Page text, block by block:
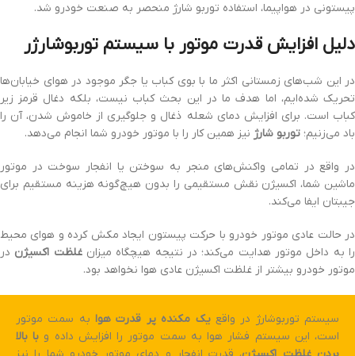
پیستونی در هواپیما، استفاده توربو شارژ منحصر به صنعت خودرو شد.
دلیل افزایش قدرت موتور با سیستم توربوشارژر
در این شب‌های زمستانی اکثر ما با بوی کباب یا جگر موجود در هوای خیابان‌ها
تحریک شده‌ایم، اما هدف ما در این بحث کباب نیست، بلکه دغال قرمز زیر
کباب است. برای افزایش دمای شعله ذغال و جلوگیری از خاموش شدن، آن را
باد می‌زنیم؛ توربو شارژ نیز همین کار را با موتور خودرو شما انجام می‌دهد.
در واقع در تمامی واکنش‌های منجر به سوختن یا انفجار سوخت در موتور
ماشین شما، اکسیژن نقش مستقیمی را بدون هیچ‌گونه هزینه مستقیم برای
جیبتان ایفا می‌کند.
در حالت عادی موتور خودرو با حرکت پیستون ایجاد مکش کرده و هوای محیط
را به داخل موتور هدایت می‌کند؛ در نتیجه هیچگاه میزانغلظت اکسیژن در
موتور خودرو بیشتر از غلظت اکسیژن عادی هوا نخواهد بود.
سیستم توربوشارژ در واقعیک مکنده پر قدرت هوا به سمت موتور
است، این سیستم فشار هوا به سمت موتور را افزایش داده و با بالا